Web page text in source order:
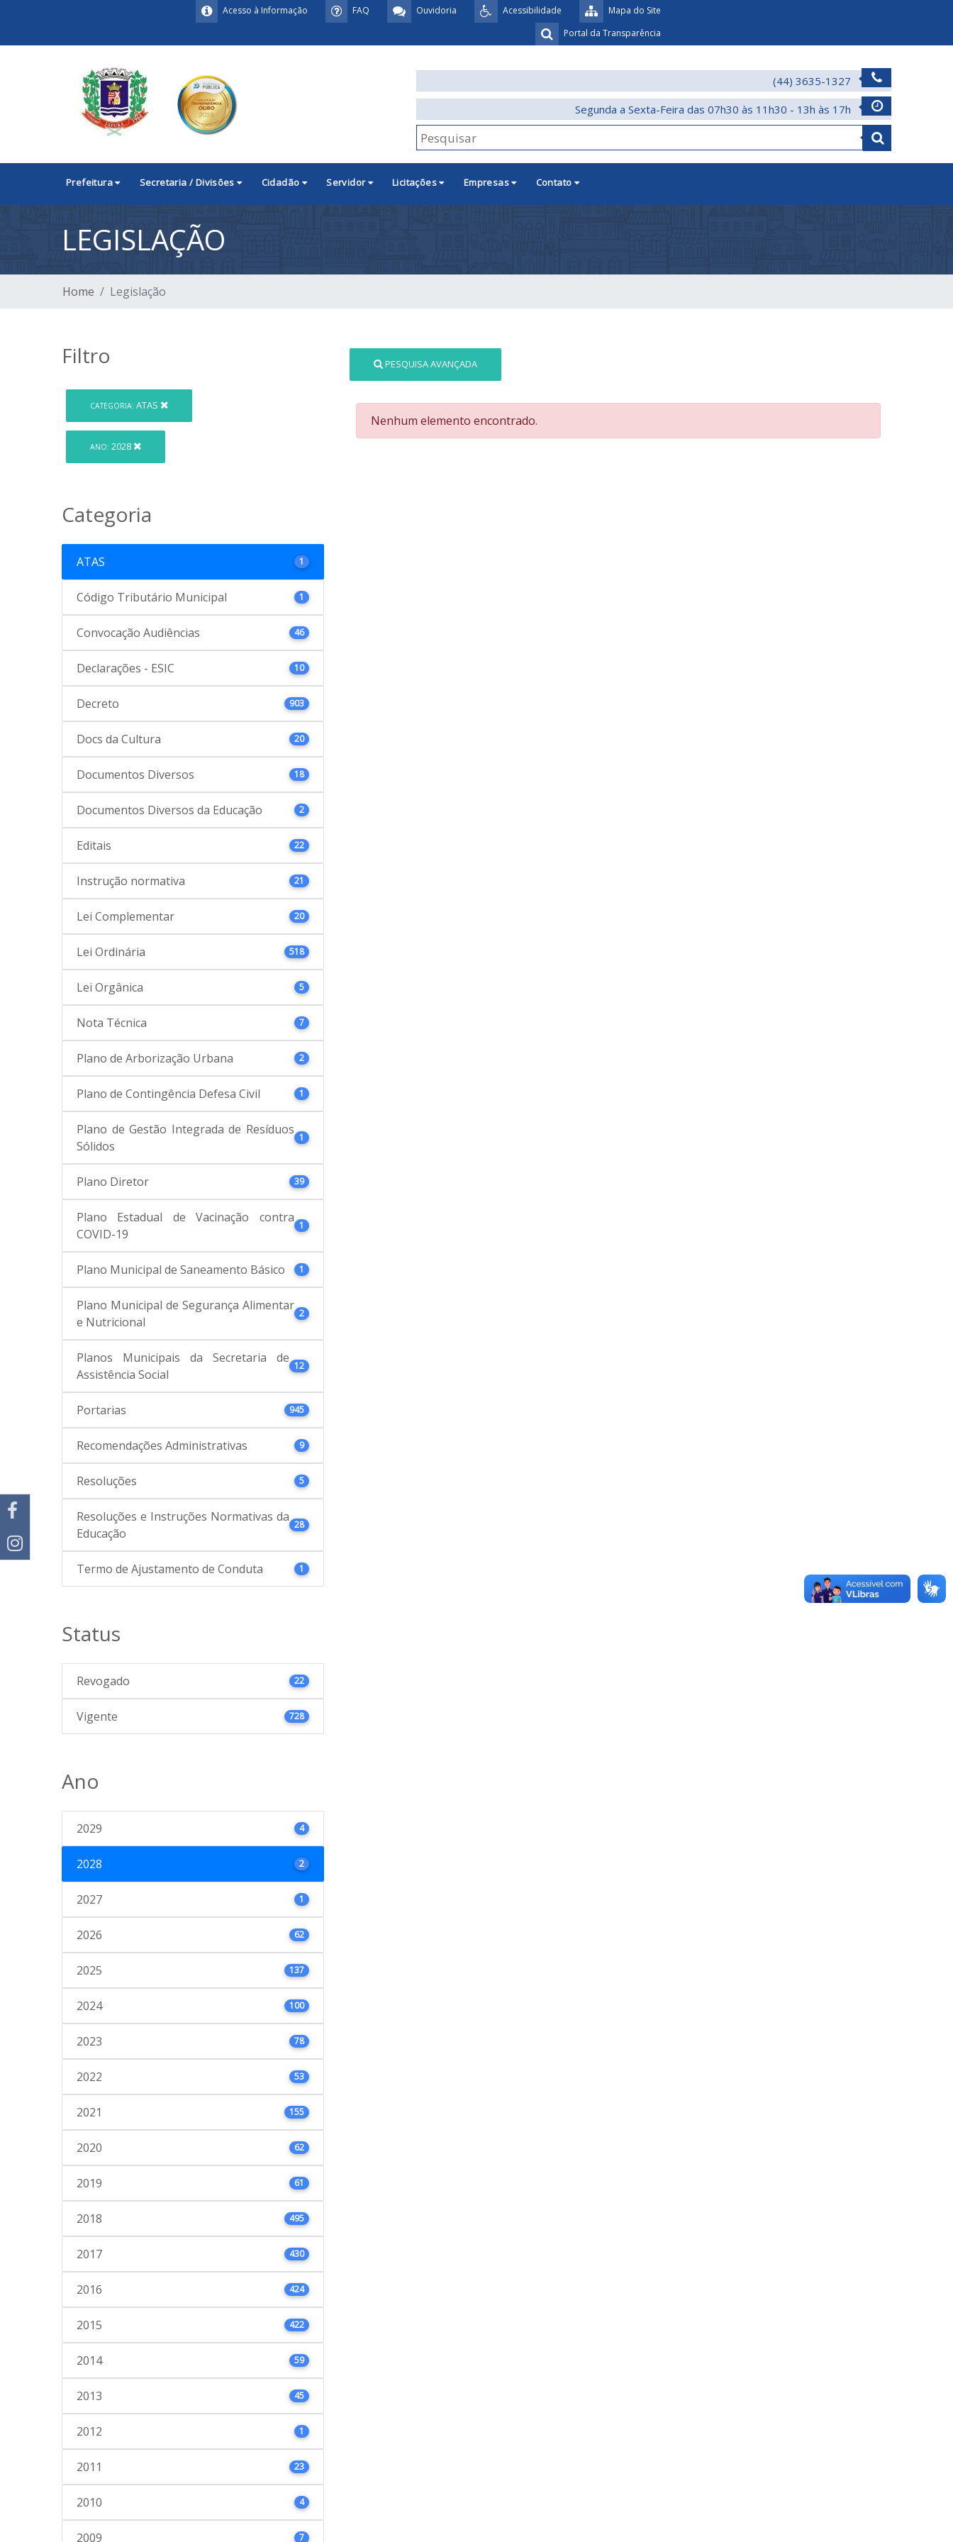
Mapa do Site
Acessibilidade
Ouvidoria
FAQ
Acesso à Informação
Portal da Transparência
(44) 3635-1327
Segunda a Sexta-Feira das 07h30 às 11h30 - 13h às 17h
Prefeitura Secretaria / Divisões Cidadão Servidor Licitações Empresas Contato
LEGISLAÇÃO
Home Legislação
Filtro
CATEGORIA: ATAS
ANO: 2028
Categoria
ATAS 1
Código Tributário Municipal 1
Convocação Audiências 46
Declarações - ESIC 10
Decreto 903
Docs da Cultura 20
Documentos Diversos 18
Documentos Diversos da Educação 2
Editais 22
Instrução normativa 21
Lei Complementar 20
Lei Ordinária 518
Lei Orgânica 5
Nota Técnica 7
Plano de Arborização Urbana 2
Plano de Contingência Defesa Civil 1
Plano de Gestão Integrada de Resíduos
Sólidos
1
Plano Diretor 39
Plano Estadual de Vacinação contra
COVID-19
1
Plano Municipal de Saneamento Básico 1
Plano Municipal de Segurança Alimentar
e Nutricional
2
Planos Municipais da Secretaria de
Assistência Social
12
Portarias 945
Recomendações Administrativas 9
Resoluções 5
Resoluções e Instruções Normativas da
Educação
28
Termo de Ajustamento de Conduta 1
Status
Revogado 22
Vigente 728
Ano
2029 4
2028 2
2027 1
2026 62
2025 137
2024 100
2023 78
2022 53
2021 155
2020 62
2019 61
2018 495
2017 430
2016 424
2015 422
2014 59
2013 45
2012 1
2011 23
2010 4
2009 7
PESQUISA AVANÇADA
Nenhum elemento encontrado.